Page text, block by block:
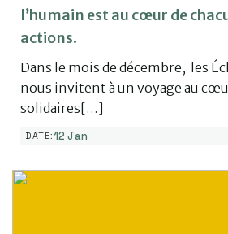
l’humain est au cœur de
actions.
Dans le mois de décembre, les
nous invitent à un voyage au
solidaires[…]
DATE:12 Jan